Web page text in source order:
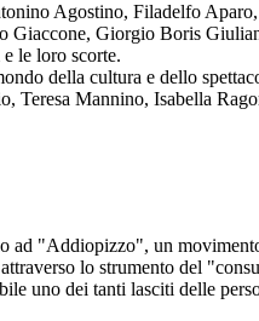
Agostino, Filadelfo
Giorgio Boris
le loro scorte.
della cultura e dello
Mannino, Isabella
ad "Addiopizzo", un
lo strumento del
uno dei tanti lasciti delle